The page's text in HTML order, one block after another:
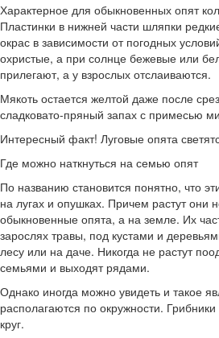
Характерное для обыкновенных опят
Пластинки в нижней части шляпки
окрас в зависимости от погодных
охристые, а при солнце бежевые или
прилегают, а у взрослых отслаиваются.
Мякоть остается желтой даже после
сладковато-пряный запах с примесью
Интересный факт! Луговые опята
Где можно наткнуться на семью опят
По названию становится понятно, что
на лугах и опушках. Причем растут они
обыкновенные опята, а на земле. Их
зарослях травы, под кустами и
лесу или на даче. Никогда не растут
семьями и выходят рядами.
Однако иногда можно увидеть и такое
располагаются по окружности.
круг.